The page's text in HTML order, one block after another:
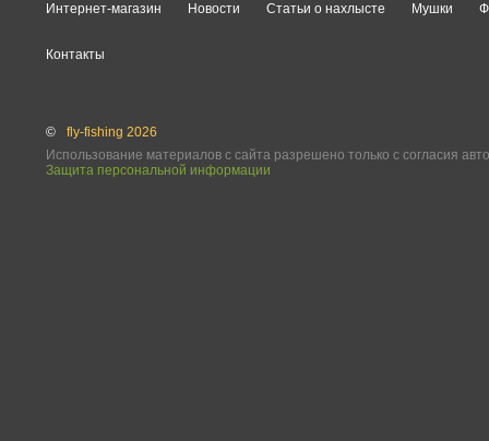
Интернет-магазин Новости Статьи о нахлысте Мушки
Контакты
©
fly-fishing 2026
Использование материалов с сайта разрешено только с согласия
Защита персональной информации